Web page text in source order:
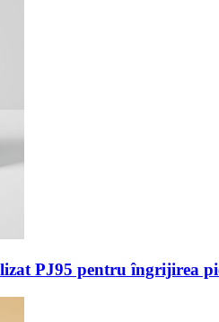
PJ95 pentru îngrijirea